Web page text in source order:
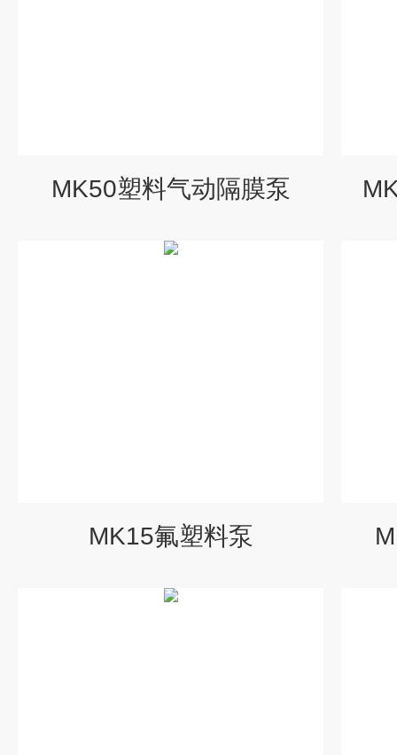
MK50塑料气动隔膜泵
MK15氟塑料泵